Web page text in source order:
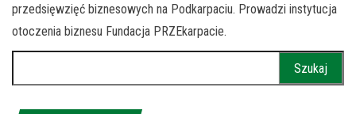
przedsięwzięć biznesowych na Podkarpaciu. Prowadzi instytucja
otoczenia biznesu Fundacja PRZEkarpacie.